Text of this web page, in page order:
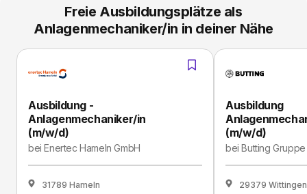
Freie Ausbildungsplätze als
Anlagenmechaniker/in in deiner Nähe
Ausbildung -
Anlagenmechaniker/in
(m/w/d)
beiEnertec Hameln GmbH
31789 Hameln
Ausbildung
(m/w/d)
beiButting Gruppe
29379 Wittingen